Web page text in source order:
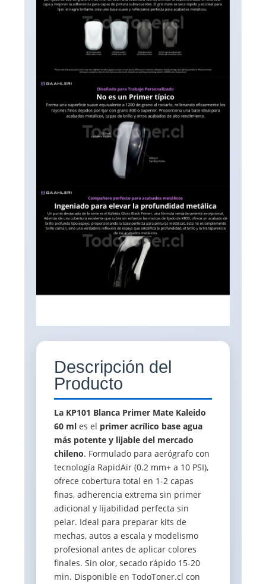
Descripción del
Producto
La KP101 Blanca Primer Mate Kaleido
60 ml es el primer acrílico base agua
más potente y lijable del mercado
chileno. Formulado para aerógrafo con
tecnología RapidAir (0.2 mm+ a 10 PSI),
ofrece cobertura total en 1-2 capas
finas, adherencia extrema sin primer
adicional y lijabilidad perfecta sin
pelar. Ideal para preparar kits de
mechas, autos a escala y modelismo
profesional antes de aplicar colores
finales. Sin olor, secado rápido 15-20
min. Disponible en TodoToner.cl con